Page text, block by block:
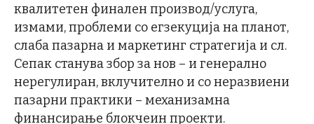
квалитетен финален производ/услуга,
измами, проблеми со егзекуција на планот,
слаба пазарна и маркетинг стратегија и сл.
Сепак станува збор за нов – и генерално
нерегулиран, вклучително и со неразвиени
пазарни практики – механизамна
финансирање блокчеин проекти.